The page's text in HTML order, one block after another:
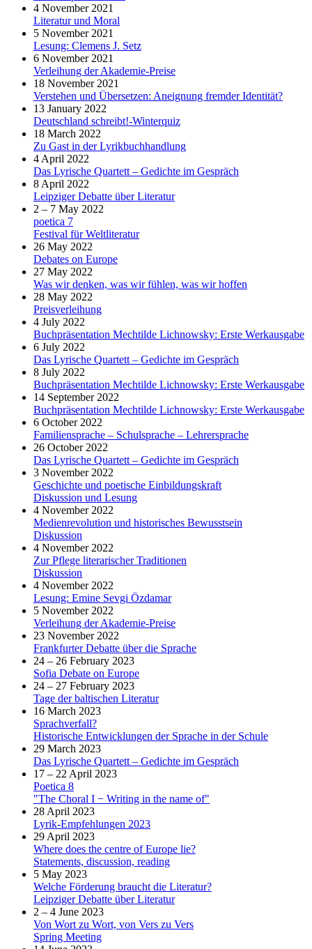
4 November 2021
Literatur und Moral
5 November 2021
Lesung: Clemens J. Setz
6 November 2021
Verleihung der Akademie-Preise
18 November 2021
Verstehen und Übersetzen: Aneignung fremder Identität?
13 January 2022
Deutschland schreibt!-Winterquiz
18 March 2022
Zu Gast in der Lyrikbuchhandlung
4 April 2022
Das Lyrische Quartett – Gedichte im Gespräch
8 April 2022
Leipziger Debatte über Literatur
2 – 7 May 2022
poetica 7
Festival für Weltliteratur
26 May 2022
Debates on Europe
27 May 2022
Was wir denken, was wir fühlen, was wir hoffen
28 May 2022
Preisverleihung
4 July 2022
Buchpräsentation Mechtilde Lichnowsky: Erste Werkausgabe
6 July 2022
Das Lyrische Quartett – Gedichte im Gespräch
8 July 2022
Buchpräsentation Mechtilde Lichnowsky: Erste Werkausgabe
14 September 2022
Buchpräsentation Mechtilde Lichnowsky: Erste Werkausgabe
6 October 2022
Familiensprache – Schulsprache – Lehrersprache
26 October 2022
Das Lyrische Quartett – Gedichte im Gespräch
3 November 2022
Geschichte und poetische Einbildungskraft
Diskussion und Lesung
4 November 2022
Medienrevolution und historisches Bewusstsein
Diskussion
4 November 2022
Zur Pflege literarischer Traditionen
Diskussion
4 November 2022
Lesung: Emine Sevgi Özdamar
5 November 2022
Verleihung der Akademie-Preise
23 November 2022
Frankfurter Debatte über die Sprache
24 – 26 February 2023
Sofia Debate on Europe
24 – 27 February 2023
Tage der baltischen Literatur
16 March 2023
Sprachverfall?
Historische Entwicklungen der Sprache in der Schule
29 March 2023
Das Lyrische Quartett – Gedichte im Gespräch
17 – 22 April 2023
Poetica 8
"The Choral I − Writing in the name of"
28 April 2023
Lyrik-Empfehlungen 2023
29 April 2023
Where does the centre of Europe lie?
Statements, discussion, reading
5 May 2023
Welche Förderung braucht die Literatur?
Leipziger Debatte über Literatur
2 – 4 June 2023
Von Wort zu Wort, von Vers zu Vers
Spring Meeting